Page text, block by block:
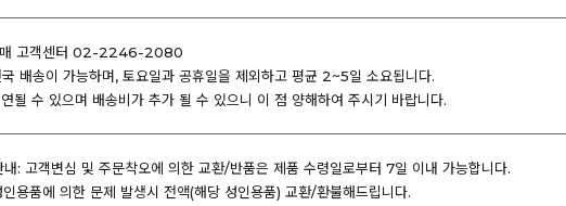
매 고객센터 02-2246-2080
배송이 가능하며, 토요일과 공휴일을 제외하고 평균 2~5일 소요됩니다.
될 수 있으며 배송비가 추가 될 수 있으니 이 점 양해하여 주시기 바랍니다.
: 고객변심 및 주문착오에 의한 교환/반품은 제품 수령일로부터 7일 이내 가능합니다.
용품에 의한 문제 발생시 전액(해당 성인용품) 교환/환불해드립니다.